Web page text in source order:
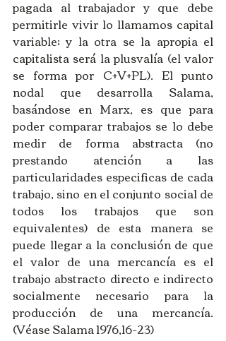
pagada al trabajador y que debe
permitirle vivir lo llamamos capital
variable; y la otra se la apropia el
capitalista será la plusvalía (el valor
se forma por C+V+PL). El punto
nodal que desarrolla Salama,
basándose en Marx, es que para
poder comparar trabajos se lo debe
medir de forma abstracta (no
prestando atención a las
particularidades especificas de cada
trabajo, sino en el conjunto social de
todos los trabajos que son
equivalentes) de esta manera se
puede llegar a la conclusión de que
el valor de una mercancía es el
trabajo abstracto directo e indirecto
socialmente necesario para la
producción de una mercancía.
(Véase Salama 1976,16-23)